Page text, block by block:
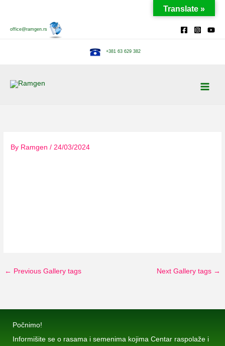
content
office@ramgen.rs
+381 63 629 382
By Ramgen/ 24/03/2024
← Previous Gallery tags Next Gallery tags →
Počnimo!
Informišite se o rasama i semenima kojima Centar raspolaže i
Translate »